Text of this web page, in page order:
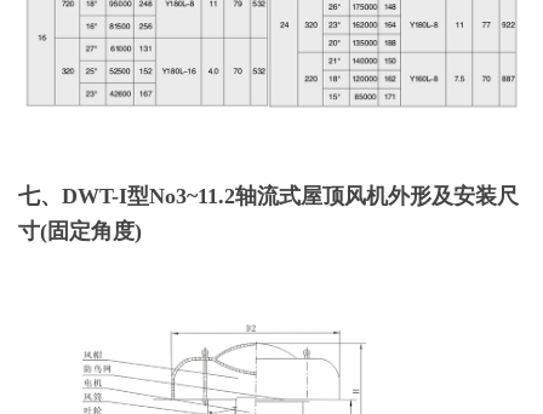
七、DWT-I型No3~11.2轴流式屋顶风机外形及安装尺
寸(固定角度)